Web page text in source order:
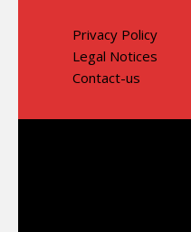
Privacy Policy
Legal Notices
Contact-us